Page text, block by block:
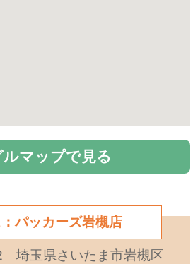
ルマップで見る
パッカーズ岩槻店
埼玉県さいたま市岩槻区